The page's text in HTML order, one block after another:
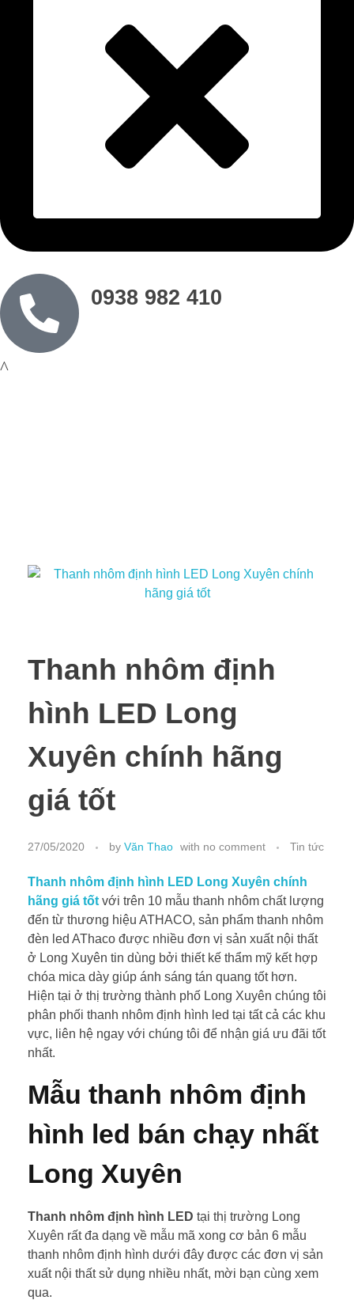
0938 982 410
Thanh nhôm định
hình LED Long
Xuyên chính hãng
giá tốt
27/05/2020 by Văn Thao with no comment Tin tức
Thanh nhôm định hình LED Long Xuyên chính
hãng giá tốt với trên 10 mẫu thanh nhôm chất lượng
đến từ thương hiệu ATHACO, sản phẩm thanh nhôm
đèn led AThaco được nhiều đơn vị sản xuất nội thất
ở Long Xuyên tin dùng bởi thiết kế thẩm mỹ kết hợp
chóa mica dày giúp ánh sáng tán quang tốt hơn.
Hiện tại ở thị trường thành phố Long Xuyên chúng tôi
phân phối thanh nhôm định hình led tại tất cả các khu
vực, liên hệ ngay với chúng tôi để nhận giá ưu đãi tốt
nhất.
Mẫu thanh nhôm định
hình led bán chạy nhất
Long Xuyên
Thanh nhôm định hình LED tại thị trường Long
Xuyên rất đa dạng về mẫu mã xong cơ bản 6 mẫu
thanh nhôm định hình dưới đây được các đơn vị sản
xuất nội thất sử dụng nhiều nhất, mời bạn cùng xem
qua.